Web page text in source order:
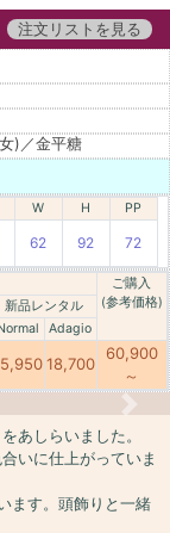
注文リストを見る
)／金平糖
W H PP
62 92 72
ご購入
(参考価格)
新品レンタル
Adagio
18,700
60,900
～
Next
あしらいました。
いに仕上がっていま
ます。頭飾りと一緒